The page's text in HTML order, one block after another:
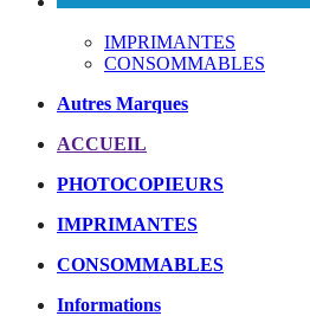
IMPRIMANTES
CONSOMMABLES
Autres Marques
ACCUEIL
PHOTOCOPIEURS
IMPRIMANTES
CONSOMMABLES
Informations